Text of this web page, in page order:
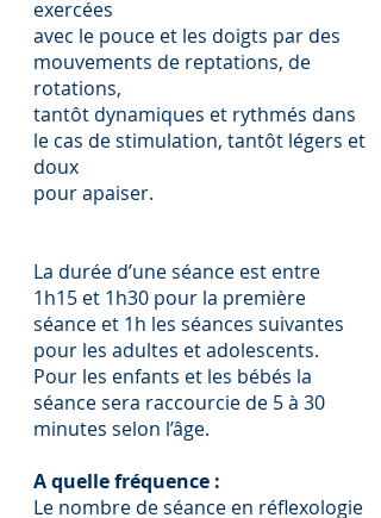
exercées
avec le pouce et les doigts par des
mouvements de reptations, de
rotations,
tantôt dynamiques et rythmés dans
le cas de stimulation, tantôt légers et
doux
pour apaiser.
La durée d’une séance est entre
1h15 et 1h30 pour la première
séance et 1h les séances suivantes
pour les adultes et adolescents.
Pour les enfants et les bébés la
séance sera raccourcie de 5 à 30
minutes selon l’âge.
A quelle fréquence :
Le nombre de séance en réflexologie